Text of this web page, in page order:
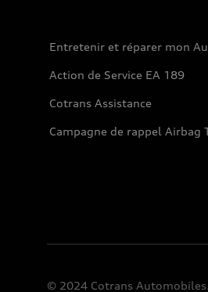
Entretenir et réparer mon
Action de Service EA 189
Cotrans Assistance
Campagne de rappel Airbag
© 2024 Cotrans Automobiles.